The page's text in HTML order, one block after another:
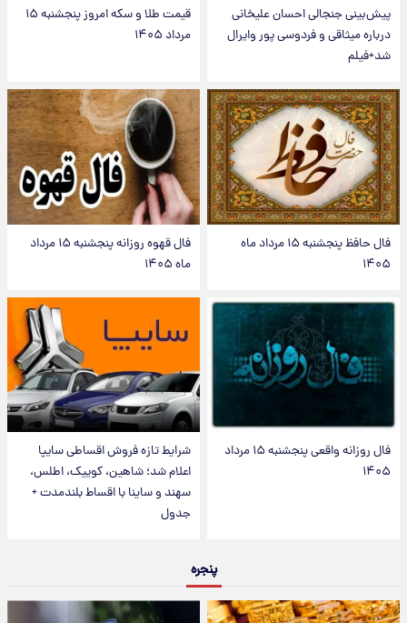
پیش‌بینی جنجالی احسان علیخانی
درباره میثاقی و فردوسی پور وایرال
شد+فیلم
قیمت طلا و سکه امروز پنجشنبه ۱۵
مرداد ۱۴۰۵
فال حافظ پنجشنبه ۱۵ مرداد ماه
۱۴۰۵
فال قهوه روزانه پنجشنبه ۱۵ مرداد
ماه ۱۴۰۵
فال روزانه واقعی پنجشنبه ۱۵ مرداد
۱۴۰۵
شرایط تازه فروش اقساطی سایپا
اعلام شد؛ شاهین، کوییک، اطلس،
سهند و ساینا با اقساط بلندمدت +
جدول
پنجره